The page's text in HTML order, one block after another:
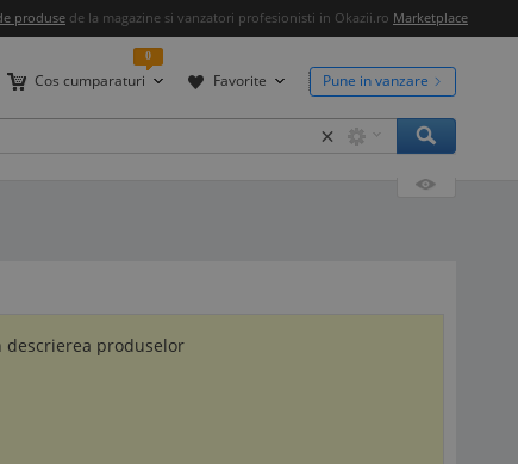
produse de la magazine si vanzatori profesionisti in Okazii.ro Marketplace
Cos cumparaturi
0
Favorite Pune in vanzare
×
descrierea produselor